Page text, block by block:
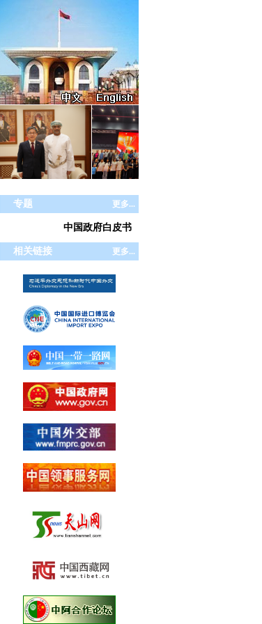
专题 更多...
中国政府白皮书
相关链接 更多...